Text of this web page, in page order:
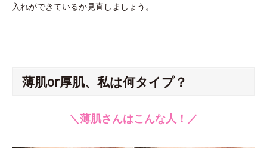
入れができているか見直しましょう。
薄肌or厚肌、私は何タイプ？
＼薄肌さんはこんな人！／